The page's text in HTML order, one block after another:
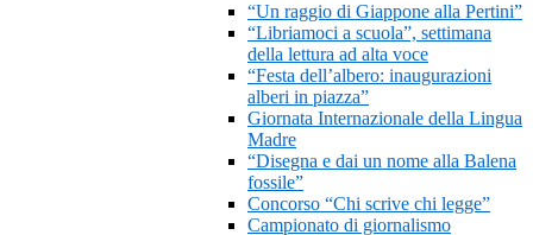
“Un raggio di Giappone alla Pertini”
“Libriamoci a scuola”, settimana
della lettura ad alta voce
“Festa dell’albero: inaugurazioni
alberi in piazza”
Giornata Internazionale della Lingua
Madre
“Disegna e dai un nome alla Balena
fossile”
Concorso “Chi scrive chi legge”
Campionato di giornalismo